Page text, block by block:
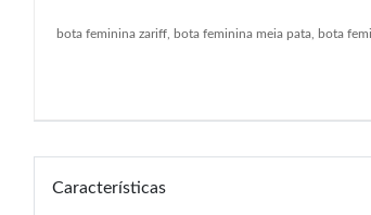
bota feminina zariff, bota feminina meia pata, bota
Características